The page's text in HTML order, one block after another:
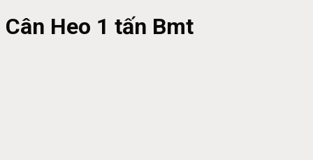
Cân Heo 1 tấn Bmt